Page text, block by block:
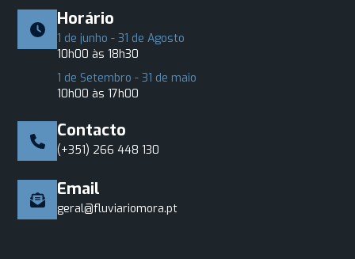
Horário
1 de junho - 31 de Agosto
10h00 às 18h30
1 de Setembro - 31 de maio
10h00 às 17h00
Contacto
(+351) 266 448 130
Email
geral@fluviariomora.pt